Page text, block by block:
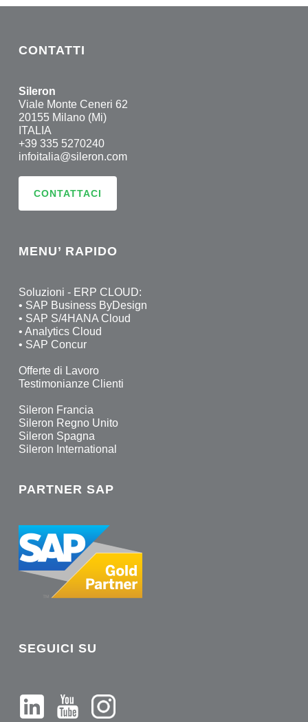
CONTATTI
Sileron
Viale Monte Ceneri 62
20155 Milano (Mi)
ITALIA
+39 335 5270240
infoitalia@sileron.com
CONTATTACI
MENU’ RAPIDO
Soluzioni - ERP CLOUD:
• SAP Business ByDesign
• SAP S/4HANA Cloud
• Analytics Cloud
• SAP Concur
Offerte di Lavoro
Testimonianze Clienti
Sileron Francia
Sileron Regno Unito
Sileron Spagna
Sileron International
PARTNER SAP
SEGUICI SU